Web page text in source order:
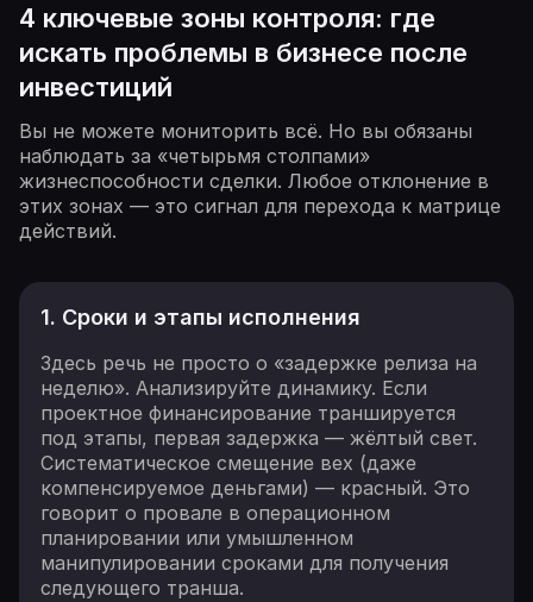
4 ключевые зоны контроля: где
искать проблемы в бизнесе после
инвестиций
Вы не можете мониторить всё. Но вы обязаны
наблюдать за «четырьмя столпами»
жизнеспособности сделки. Любое отклонение в
этих зонах — это сигнал для перехода к матрице
действий.
1. Сроки и этапы исполнения
Здесь речь не просто о «задержке релиза на
неделю». Анализируйте динамику. Если
проектное финансирование траншируется
под этапы, первая задержка — жёлтый свет.
Систематическое смещение вех (даже
компенсируемое деньгами) — красный. Это
говорит о провале в операционном
планировании или умышленном
манипулировании сроками для получения
следующего транша.